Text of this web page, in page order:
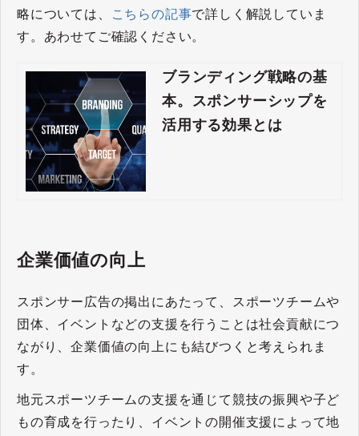
略については、
こちらの記事で詳しく解説していま
す。あわせてご確認ください。
ブランディング戦略の基
本。スポンサーシップを
活用する効果とは
企業価値の向上
スポンサー広告の掲出にあたって、スポーツチームや
団体、イベントなどの支援を行うことは社会貢献につ
ながり、企業価値の向上にも結びつくと考えられま
す。
地元スポーツチームの支援を通じて競技の振興や子ど
もの育成を行ったり、イベントの開催支援によって地